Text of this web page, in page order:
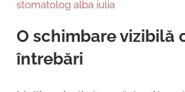
Implantologie
Lăncrănjan
Alba
Iulia
stomatolog alba iulia
O schimbare vizibilă
întrebări